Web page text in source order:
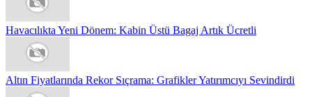
Havacılıkta Yeni Dönem: Kabin Üstü Bagaj Artık Ücretli
Altın Fiyatlarında Rekor Sıçrama: Grafikler Yatırımcıyı Sevindirdi